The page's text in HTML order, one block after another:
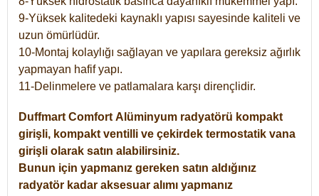
9-Yüksek kalitedeki kaynaklı yapısı sayesinde kaliteli ve
uzun ömürlüdür.
10-Montaj kolaylığı sağlayan ve yapılara gereksiz ağırlık
yapmayan hafif yapı.
11-Delinmelere ve patlamalara karşı dirençlidir.
Duffmart Comfort Alüminyum radyatörü kompakt
girişli, kompakt ventilli ve çekirdek termostatik vana
girişli olarak satın alabilirsiniz.
Bunun için yapmanız gereken satın aldığınız
radyatör kadar aksesuar alımı yapmanız